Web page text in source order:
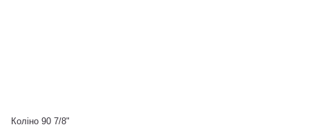
Коліно 90 7/8"